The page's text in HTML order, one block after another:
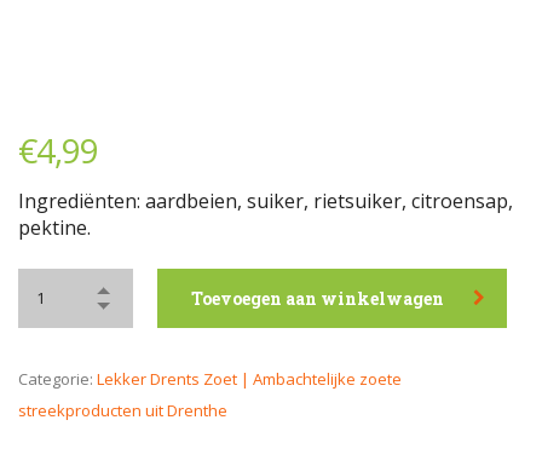
€4,99
Ingrediënten: aardbeien, suiker, rietsuiker, citroensap,
pektine.
Toevoegen aan winkelwagen
Categorie: Lekker Drents Zoet | Ambachtelijke zoete
streekproducten uit Drenthe